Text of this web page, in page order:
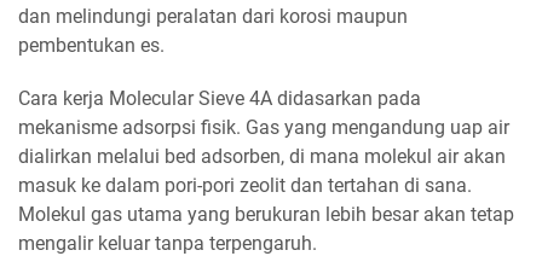
dan melindungi peralatan dari korosi maupun
pembentukan es.
Cara kerja Molecular Sieve 4A didasarkan pada
mekanisme adsorpsi fisik. Gas yang mengandung uap air
dialirkan melalui bed adsorben, di mana molekul air akan
masuk ke dalam pori-pori zeolit dan tertahan di sana.
Molekul gas utama yang berukuran lebih besar akan tetap
mengalir keluar tanpa terpengaruh.